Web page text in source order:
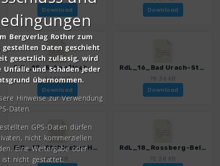
Download
Download
RdL_15_Schopfloch-Bad Urach_4515_1.gpx
54.19 KB
Download
RdL_16_Bad Urach-Stahlecker Hof_4515_1.gpx
78.36 KB
Download
RdL_17_Stahlecker Hof-Rossberg_4515_1.gpx
82.7 KB
RdL_18_Rossberg-Belsen_4515_1.gpx
72.38 KB
Bergverlag Rother zum
Daten geschieht
gesetzlich zulässig, wird
und Schäden jeder
übernommen.
Hinweise zur Verwendung
Daten.
GPS-Daten dürfen
nicht kommerziellen
Eine Weitergabe oder
ist nicht gestattet.